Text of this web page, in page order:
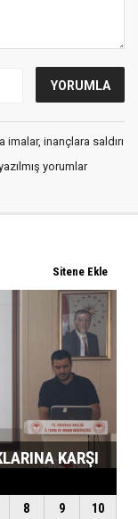
inançlara saldırı
yorumlar